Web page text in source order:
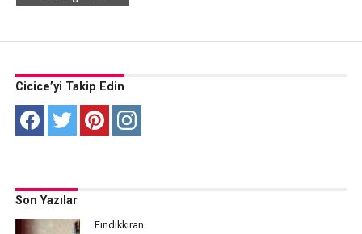
Cicice’yi Takip Edin
Son Yazılar
Fındıkkıran